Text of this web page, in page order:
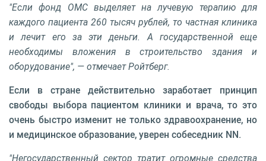
"Если фонд ОМС выделяет на лучевую терапию для
каждого пациента 260 тысяч рублей, то частная клиника
и лечит его за эти деньги. А государственной еще
необходимы вложения в строительство здания и
оборудование", — отмечает Ройтберг.
Если в стране действительно заработает принцип
свободы выбора пациентом клиники и врача, то это
очень быстро изменит не только здравоохранение, но
и медицинское образование, уверен собеседник NN.
"Негосударственный сектор тратит огромные средства